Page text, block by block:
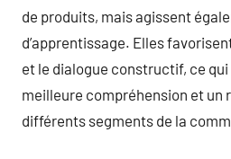
de produits, mais agissent
d’apprentissage. Elles
et le dialogue constructif, ce
meilleure compréhension et un
différents segments de la